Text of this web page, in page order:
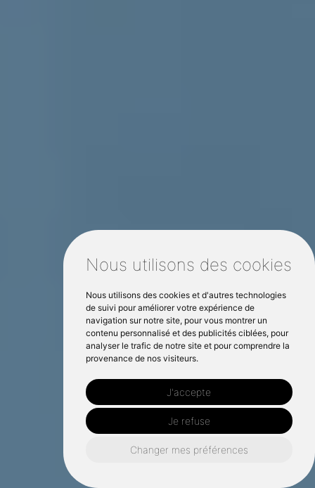
Nous utilisons des cookies
Nous utilisons des cookies et d'autres technologies
de suivi pour améliorer votre expérience de
navigation sur notre site, pour vous montrer un
contenu personnalisé et des publicités ciblées, pour
analyser le trafic de notre site et pour comprendre la
provenance de nos visiteurs.
J'accepte
Je refuse
Changer mes préférences